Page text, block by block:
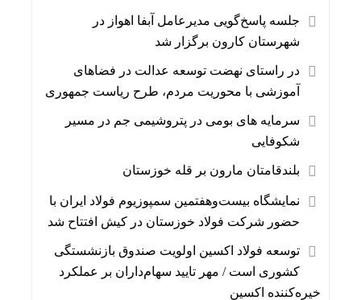
جلسه پاسخ‌گویی مدیرعامل آبفا اهواز در
شهرستان کارون برگزار شد
در راستای نهضت توسعه عدالت در فضاهای
آموزشی با محوریت مردم، طرح ریاست جمهوری
سرمایه های بومی در پتروشیمی جم در مسیر
شکوفایی
بلندقامتان مارون بر قله خوزستان
نمایشگاه بیست‌وهفتمین سمپوزیوم فولاد ایران با
حضور شرکت فولاد خوزستان در کیش افتتاح شد
توسعه فولاد اکسین اولویت صندوق بازنشستگی
کشوری است / مهر تایید سهام‌داران بر عملکرد
خیره‌کننده اکسین